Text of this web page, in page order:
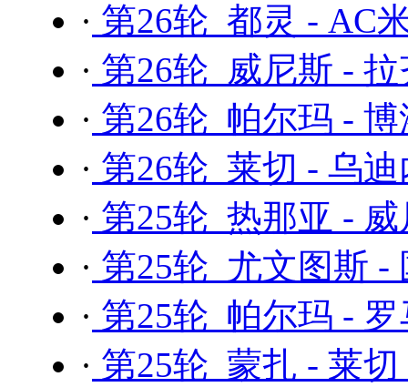
· 第26轮 都灵 - AC
· 第26轮 威尼斯 -
· 第26轮 帕尔玛 -
· 第26轮 莱切 - 乌
· 第25轮 热那亚 -
· 第25轮 尤文图斯 -
· 第25轮 帕尔玛 -
· 第25轮 蒙扎 - 莱切